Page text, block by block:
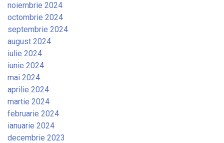
noiembrie 2024
octombrie 2024
septembrie 2024
august 2024
iulie 2024
iunie 2024
mai 2024
aprilie 2024
martie 2024
februarie 2024
ianuarie 2024
decembrie 2023